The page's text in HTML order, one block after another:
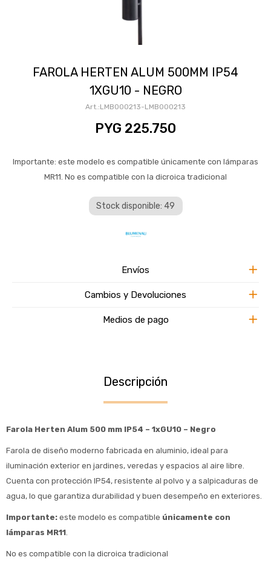
FAROLA HERTEN ALUM 500MM IP54
1XGU10 - NEGRO
LMB000213-LMB000213
PYG 225.750
Importante: este modelo es compatible únicamente con lámparas
MR11. No es compatible con la dicroica tradicional
Stock disponible: 49
Envíos
Cambios y Devoluciones
Medios de pago
Descripción
Farola Herten Alum 500 mm IP54 – 1xGU10 – Negro
Farola de diseño moderno fabricada en aluminio, ideal para
iluminación exterior en jardines, veredas y espacios al aire libre.
Cuenta con protección IP54, resistente al polvo y a salpicaduras de
agua, lo que garantiza durabilidad y buen desempeño en exteriores.
Importante: este modelo es compatible únicamente con
lámparas MR11
No es compatible con la dicroica tradicional